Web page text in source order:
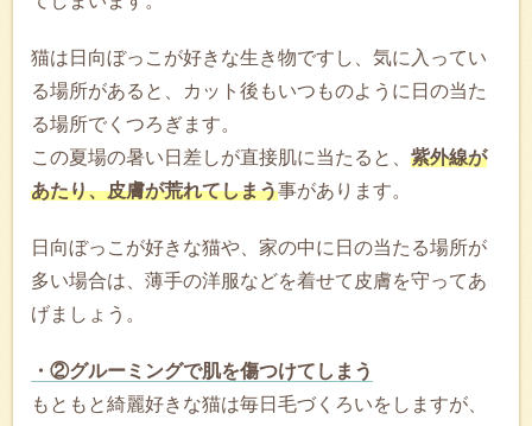
猫は日向ぼっこが好きな生き物ですし、気に入ってい
る場所があると、カット後もいつものように日の当た
る場所でくつろぎます。
この夏場の暑い日差しが直接肌に当たると、 紫外線が
あたり、皮膚が荒れてしまう事があります。
日向ぼっこが好きな猫や、家の中に日の当たる場所が
多い場合は、薄手の洋服などを着せて皮膚を守ってあ
げましょう。
・②グルーミングで肌を傷つけてしまう
もともと綺麗好きな猫は毎日毛づくろいをしますが、